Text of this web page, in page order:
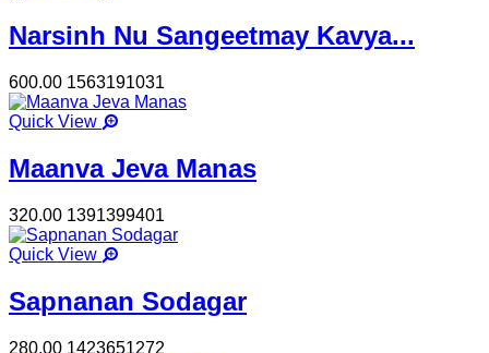
Narsinh Nu Sangeetmay Kavya...
600.00 1563191031
Quick View
Maanva Jeva Manas
320.00 1391399401
Quick View
Sapnanan Sodagar
280.00 1423651272